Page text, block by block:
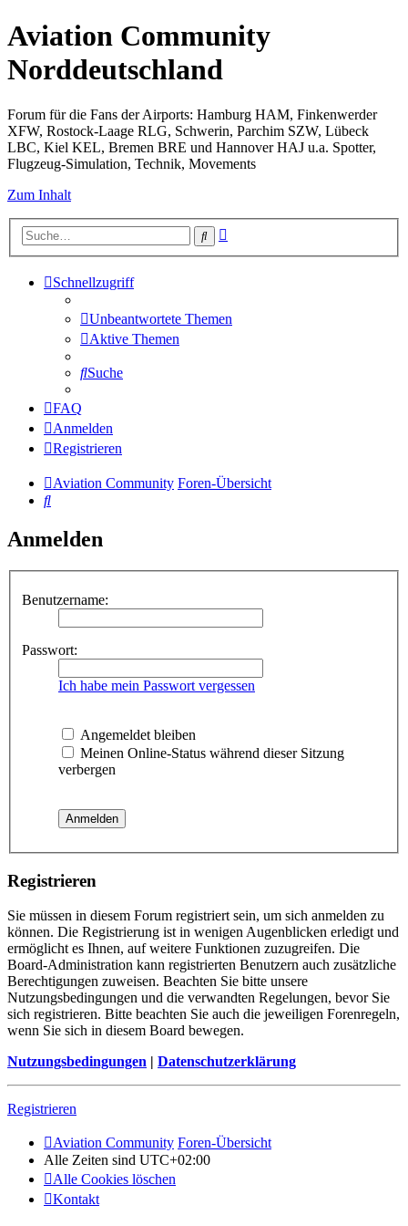
Aviation Community
Norddeutschland
Forum für die Fans der Airports: Hamburg HAM, Finkenwerder
XFW, Rostock-Laage RLG, Schwerin, Parchim SZW, Lübeck
LBC, Kiel KEL, Bremen BRE und Hannover HAJ u.a. Spotter,
Flugzeug-Simulation, Technik, Movements
Zum Inhalt
Suche
Schnellzugriff
Unbeantwortete Themen
Aktive Themen
Suche
FAQ
Anmelden
Registrieren
Aviation Community Foren-Übersicht
Suche
Anmelden
Benutzername:
Passwort:
Ich habe mein Passwort vergessen
Angemeldet bleiben
Meinen Online-Status während dieser Sitzung
verbergen
Registrieren
Sie müssen in diesem Forum registriert sein, um sich anmelden zu
können. Die Registrierung ist in wenigen Augenblicken erledigt und
ermöglicht es Ihnen, auf weitere Funktionen zuzugreifen. Die
Board-Administration kann registrierten Benutzern auch zusätzliche
Berechtigungen zuweisen. Beachten Sie bitte unsere
Nutzungsbedingungen und die verwandten Regelungen, bevor Sie
sich registrieren. Bitte beachten Sie auch die jeweiligen Forenregeln,
wenn Sie sich in diesem Board bewegen.
Nutzungsbedingungen | Datenschutzerklärung
Registrieren
Aviation Community Foren-Übersicht
Alle Zeiten sind UTC+02:00
Alle Cookies löschen
Kontakt